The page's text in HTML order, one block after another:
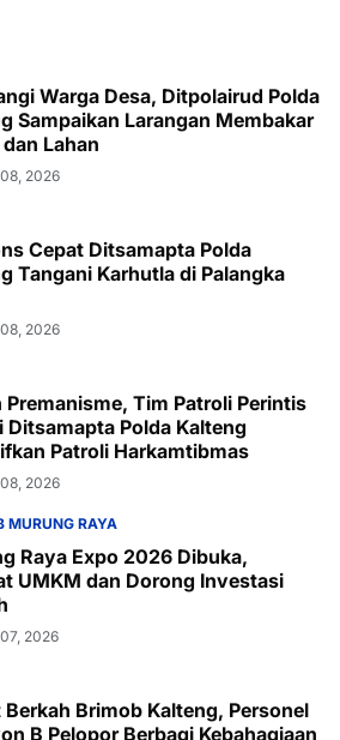
Warga Desa, Ditpolairud Polda
Sampaikan Larangan Membakar
Lahan
2026
Cepat Ditsamapta Polda
Tangani Karhutla di Palangka
2026
Premanisme, Tim Patroli Perintis
Ditsamapta Polda Kalteng
Patroli Harkamtibmas
2026
MURUNG RAYA
Raya Expo 2026 Dibuka,
UMKM dan Dorong Investasi
2026
Brimob Kalteng, Personel
B Pelopor Berbagi Kebahagiaan